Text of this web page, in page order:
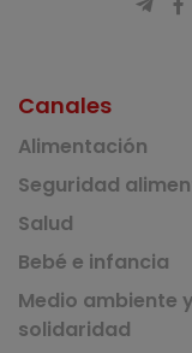
Canales
Alimentación
Seguridad
Salud
Bebé e infancia
Medio ambiente y
solidaridad